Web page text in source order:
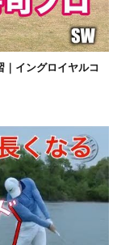
｜イングロイヤルコ